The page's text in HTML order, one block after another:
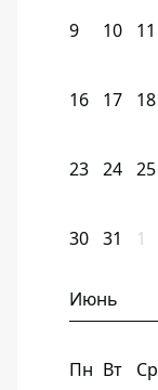
9 10 11
16 17 18
23 24 25
30 31 1
Июнь
Пн Вт Ср